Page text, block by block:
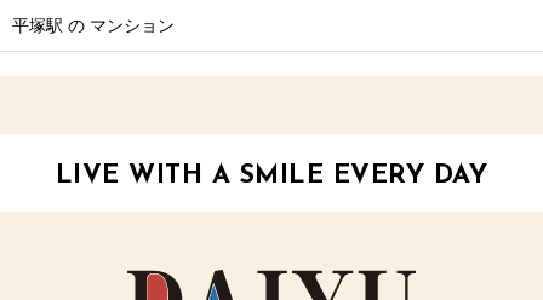
平塚駅 の マンション
LIVE WITH A SMILE EVERY DAY